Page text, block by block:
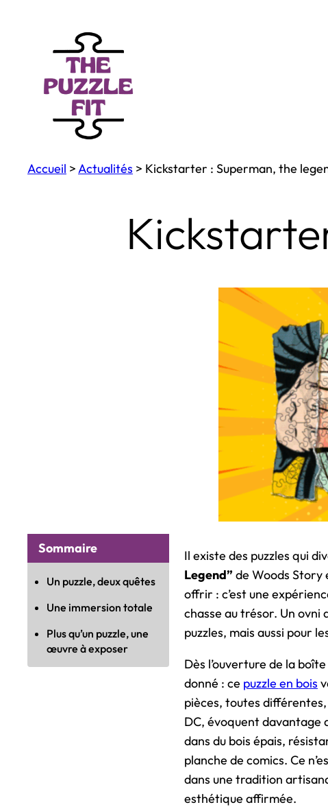
Accueil >Actualités > Kickstarter : Superman, the
Sommaire
Un puzzle, deux quêtes
Une immersion totale
Plus qu’un puzzle, une
œuvre à exposer
Il existe des puzzles qui
Legend” de Woods Story
offrir : c’est une
chasse au trésor. Un ovni
puzzles, mais aussi pour
Dès l’ouverture de la
donné : ce puzzle en bois
pièces, toutes
DC, évoquent davantage
dans du bois épais,
planche de comics. Ce
dans une tradition
esthétique affirmée.